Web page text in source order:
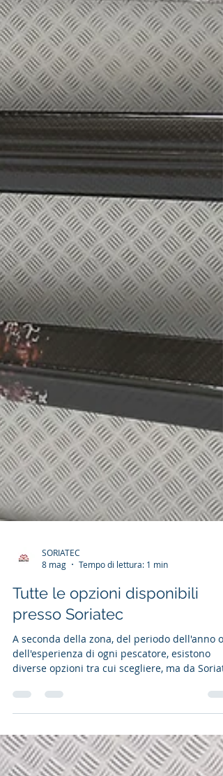
SORIATEC
A seconda della zona, del periodo dell'anno o
dell'esperienza di ogni pescatore, esistono